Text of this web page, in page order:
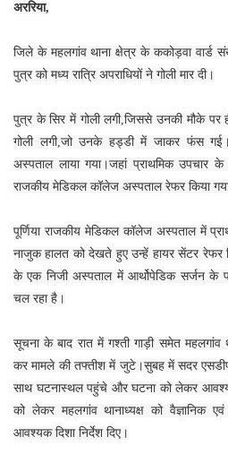
अररिया,
जिले के महलगांव थाना क्षेत्र के ककोड़वा वार्ड
पुत्र को मध्य रात्रि अपराधियों ने गोली मार दी।
पुत्र के सिर में गोली लगी,जिससे उनकी मौके पर
गोली लगी,जो उनके हड्डी में जाकर फंस
अस्पताल लाया गया।जहां प्राथमिक उपचार के
राजकीय मेडिकल कॉलेज अस्पताल रेफर किया
पूर्णिया राजकीय मेडिकल कॉलेज अस्पताल में
नाजुक हालत को देखते हुए उन्हें हायर सेंटर रेफर
के एक निजी अस्पताल में आर्थोपेडिक सर्जन के
चल रहा है।
सूचना के बाद रात में गश्ती गाड़ी समेत महलगांव
कर मामले की तफ्तीश में जुटे।सुबह में सदर
साथ घटनास्थल पहुंचे और घटना को लेकर
को लेकर महलगांव थानाध्यक्ष को
आवश्यक दिशा निर्देश दिए।